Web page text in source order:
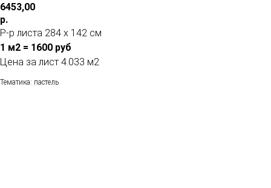
6453,00
р.
Р-р листа 284 х 142 см
1 м2 = 1600 руб
Цена за лист 4.033 м2
Тематика: пастель